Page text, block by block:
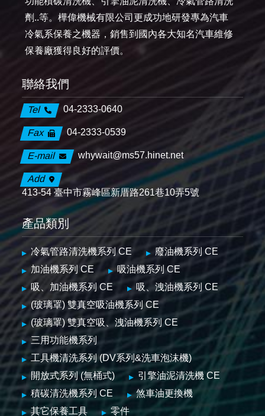
劑..等。樺偉機械有限公司更成功地研發專為汽車
冷氣系保養之機器，銷售到國內各大知名汽車維修
保養廠獲得良好的評價。
聯絡我們
Tel 04-2333-0640
Fax 04-2333-0539
E-mail whywait@ms57.hinet.net
Add
413-54 臺中市霧峰區新厝路261巷10弄5號
產品類別
冷氣管路清洗機系列 CE
廢油機系列 CE
加油機系列 CE
吸油機系列 CE
吸、加油機系列 CE
吸、洩油機系列 CE
(玻璃罩) 雙真空吸油機系列 CE
(玻璃罩) 雙真空吸、洩油機系列 CE
三用功能機系列
工具機清洗系列 (DV系列&洗車泡沫機)
開放式系列 (無桶式)
引擎油泥清洗機 CE
積碳清洗機系列 CE
煞車油更換機
其它保養工具
零件